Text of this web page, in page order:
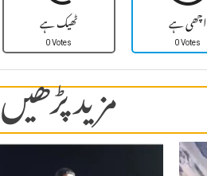
ٹھیک ہے
0 Votes اچھی ہے
0 Votes
مزید پڑھیں